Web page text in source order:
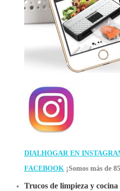
DIALHOGAR EN
FACEBOOK ¡Somos más de
Trucos de limpieza y cocina